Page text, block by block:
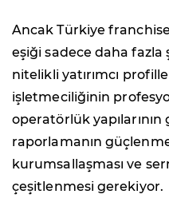
Ancak Türkiye
eşiği sadece daha
nitelikli yatırımcı
işletmeciliğinin
operatörlük
raporlamanın
kurumsallaşması ve
çeşitlenmesi gerekiyor.